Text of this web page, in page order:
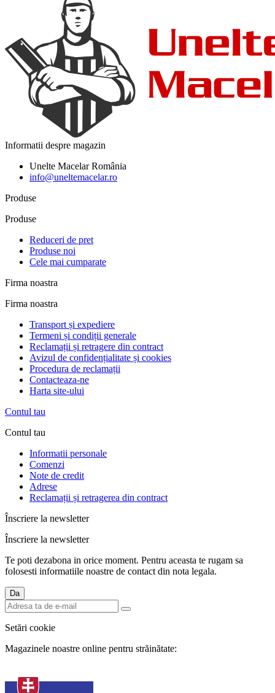
Informatii despre magazin
Unelte Macelar România
info@uneltemacelar.ro
Produse
Produse
Reduceri de pret
Produse noi
Cele mai cumparate
Firma noastra
Firma noastra
Transport și expediere
Termeni și condiții generale
Reclamații și retragere din contract
Avizul de confidențialitate și cookies
Procedura de reclamații
Contacteaza-ne
Harta site-ului
Contul tau
Contul tau
Informatii personale
Comenzi
Note de credit
Adrese
Reclamații și retragerea din contract
Înscriere la newsletter
Înscriere la newsletter
Te poti dezabona in orice moment. Pentru aceasta te rugam sa
folosesti informatiile noastre de contact din nota legala.
Setări cookie
Magazinele noastre online pentru străinătate: